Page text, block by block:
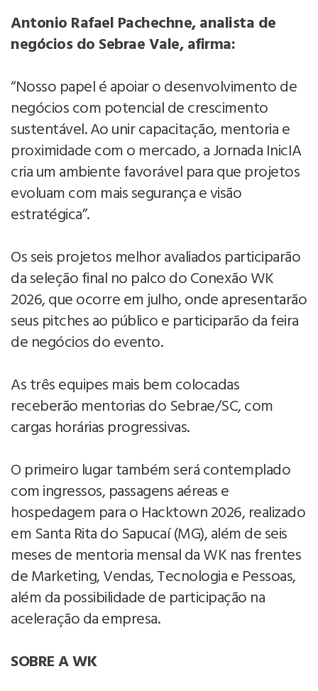
Antonio Rafael Pachechne, analista de
negócios do Sebrae Vale, afirma:
“Nosso papel é apoiar o desenvolvimento de
negócios com potencial de crescimento
sustentável. Ao unir capacitação, mentoria e
proximidade com o mercado, a Jornada InicIA
cria um ambiente favorável para que projetos
evoluam com mais segurança e visão
estratégica”.
Os seis projetos melhor avaliados participarão
da seleção final no palco do Conexão WK
2026, que ocorre em julho, onde apresentarão
seus pitches ao público e participarão da feira
de negócios do evento.
As três equipes mais bem colocadas
receberão mentorias do Sebrae/SC, com
cargas horárias progressivas.
O primeiro lugar também será contemplado
com ingressos, passagens aéreas e
hospedagem para o Hacktown 2026, realizado
em Santa Rita do Sapucaí (MG), além de seis
meses de mentoria mensal da WK nas frentes
de Marketing, Vendas, Tecnologia e Pessoas,
além da possibilidade de participação na
aceleração da empresa.
SOBRE A WK